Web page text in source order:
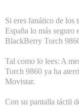
Si eres fanático de
España lo más seguro
BlackBerry Torch
Tal como lo lees: A
Torch 9860 ya ha
Movistar.
Con su pantalla táctil